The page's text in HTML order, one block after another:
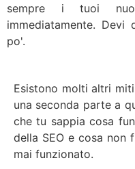
sempre i tuoi
immediatamente. Devi
po'.
Esistono molti altri
una seconda parte a
che tu sappia cosa
della SEO e cosa non
mai funzionato.